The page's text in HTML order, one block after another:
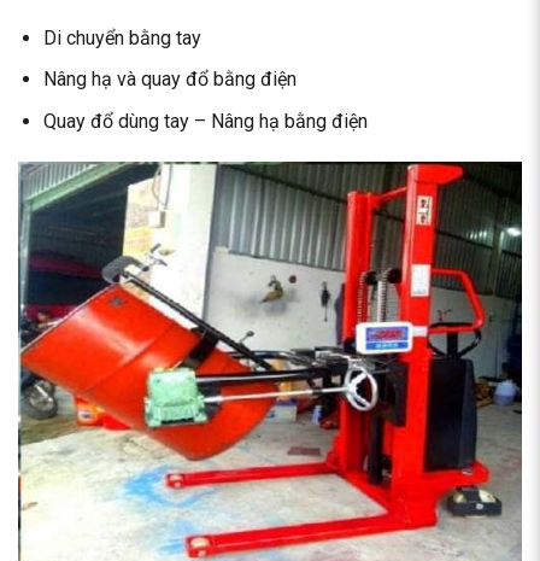
Di chuyển bằng tay
Nâng hạ và quay đổ bằng điện
Quay đổ dùng tay – Nâng hạ bằng điện